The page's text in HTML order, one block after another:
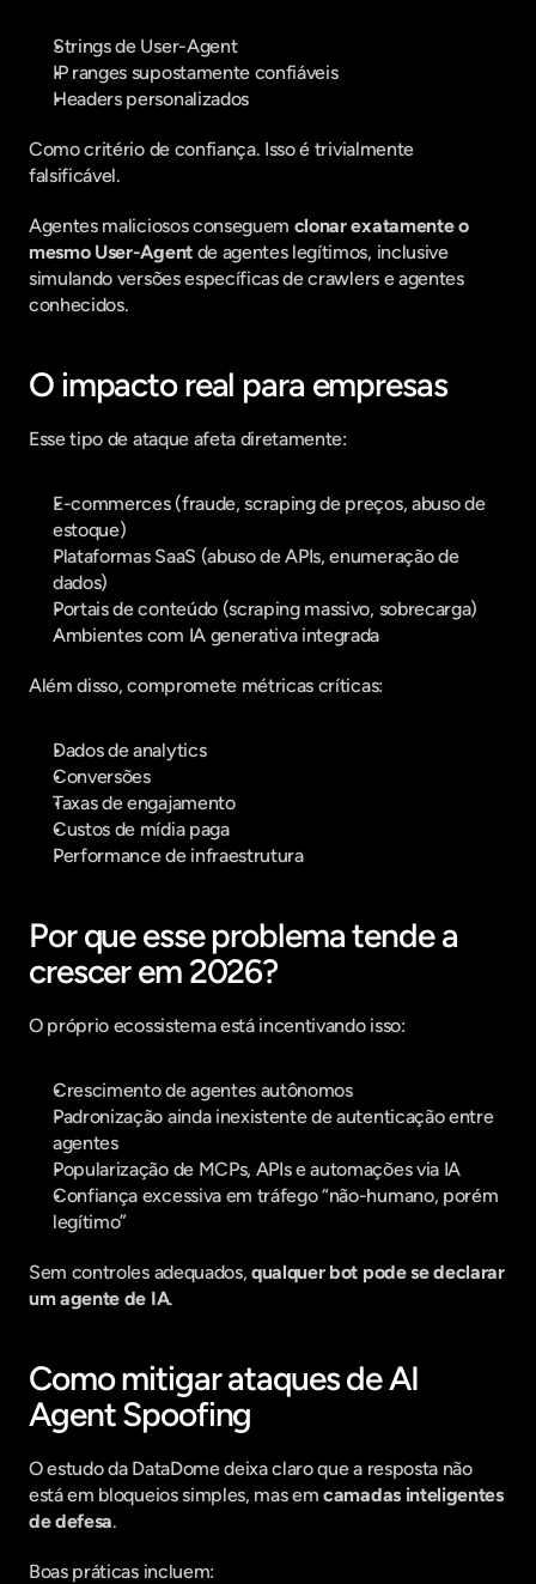
Strings de User-Agent
IP ranges supostamente confiáveis
Headers personalizados
Como critério de confiança. Isso é trivialmente
falsificável.
Agentes maliciosos conseguem clonar exatamente o
mesmo User-Agent de agentes legítimos, inclusive
simulando versões específicas de crawlers e agentes
conhecidos.
O impacto real para empresas
Esse tipo de ataque afeta diretamente:
E-commerces (fraude, scraping de preços, abuso de
estoque)
Plataformas SaaS (abuso de APIs, enumeração de
dados)
Portais de conteúdo (scraping massivo, sobrecarga)
Ambientes com IA generativa integrada
Além disso, compromete métricas críticas:
Dados de analytics
Conversões
Taxas de engajamento
Custos de mídia paga
Performance de infraestrutura
Por que esse problema tende a
crescer em 2026?
O próprio ecossistema está incentivando isso:
Crescimento de agentes autônomos
Padronização ainda inexistente de autenticação entre
agentes
Popularização de MCPs, APIs e automações via IA
Confiança excessiva em tráfego “não-humano, porém
legítimo”
Sem controles adequados, qualquer bot pode se declarar
um agente de IA.
Como mitigar ataques de AI
Agent Spoofing
O estudo da DataDome deixa claro que a resposta não
está em bloqueios simples, mas em camadas inteligentes
de defesa.
Boas práticas incluem: